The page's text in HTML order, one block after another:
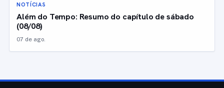
NOTÍCIAS
Além do Tempo: Resumo do capítulo de sábado
(08/08)
07 de ago.